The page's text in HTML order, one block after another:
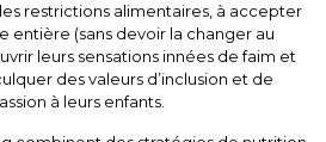
restrictions alimentaires, à accepter
entière (sans devoir la changer au
leurs sensations innées de faim et
des valeurs d’inclusion et de
à leurs enfants.